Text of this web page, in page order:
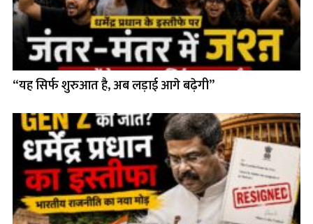
“यह सिर्फ शुरुआत है, अब लड़ाई आगे बढ़ेगी”